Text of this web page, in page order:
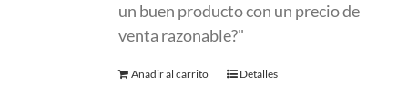
un buen producto con un precio de
venta razonable?"
Añadir al carrito Detalles